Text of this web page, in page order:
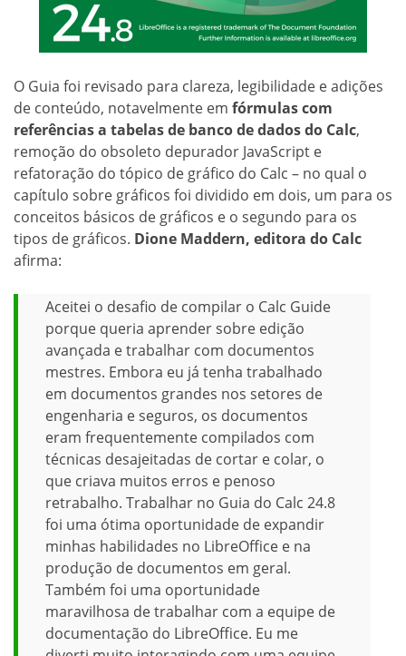
O Guia foi revisado para clareza, legibilidade e adições
de conteúdo, notavelmente em fórmulas com
referências a tabelas de banco de dados do Calc,
remoção do obsoleto depurador JavaScript e
refatoração do tópico de gráfico do Calc – no qual o
capítulo sobre gráficos foi dividido em dois, um para os
conceitos básicos de gráficos e o segundo para os
tipos de gráficos. Dione Maddern, editora do Calc
afirma:
Aceitei o desafio de compilar o Calc Guide
porque queria aprender sobre edição
avançada e trabalhar com documentos
mestres. Embora eu já tenha trabalhado
em documentos grandes nos setores de
engenharia e seguros, os documentos
eram frequentemente compilados com
técnicas desajeitadas de cortar e colar, o
que criava muitos erros e penoso
retrabalho. Trabalhar no Guia do Calc 24.8
foi uma ótima oportunidade de expandir
minhas habilidades no LibreOffice e na
produção de documentos em geral.
Também foi uma oportunidade
maravilhosa de trabalhar com a equipe de
documentação do LibreOffice. Eu me